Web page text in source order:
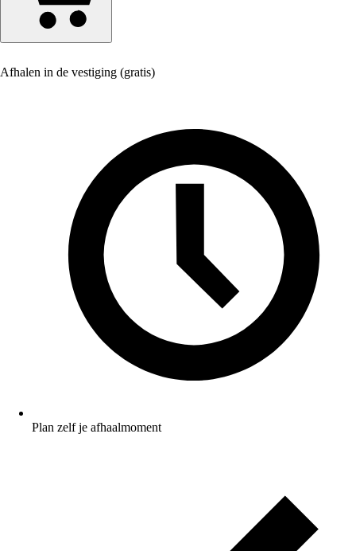
Afhalen in de vestiging (gratis)
Plan zelf je afhaalmoment